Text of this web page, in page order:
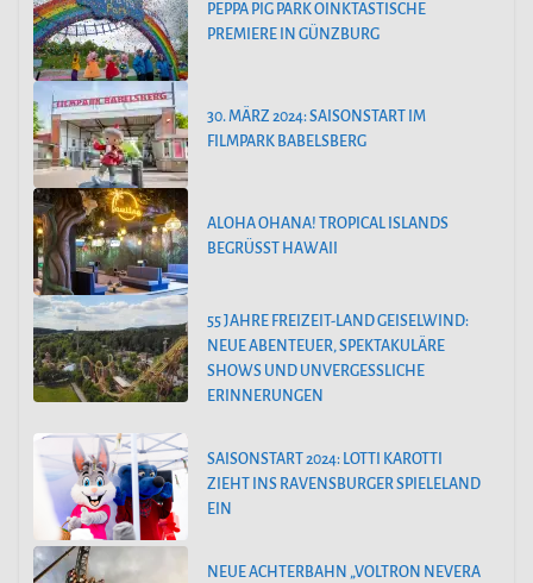
PEPPA PIG PARK OINKTASTISCHE
PREMIERE IN GÜNZBURG
30. MÄRZ 2024: SAISONSTART IM
FILMPARK BABELSBERG
ALOHA OHANA! TROPICAL ISLANDS
BEGRÜSST HAWAII
55 JAHRE FREIZEIT-LAND GEISELWIND:
NEUE ABENTEUER, SPEKTAKULÄRE
SHOWS UND UNVERGESSLICHE
ERINNERUNGEN
SAISONSTART 2024: LOTTI KAROTTI
ZIEHT INS RAVENSBURGER SPIELELAND
EIN
NEUE ACHTERBAHN „VOLTRON NEVERA